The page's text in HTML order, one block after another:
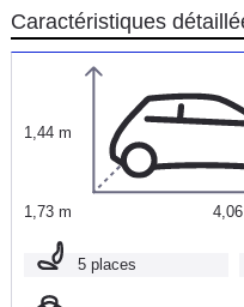
Caractéristiques
1,44 m
1,73 m
5 places